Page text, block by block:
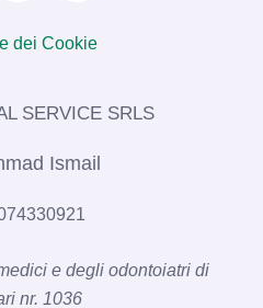
dei Cookie
SERVICE SRLS​
Ismail
e degli odontoiatri di
nr. 1036​